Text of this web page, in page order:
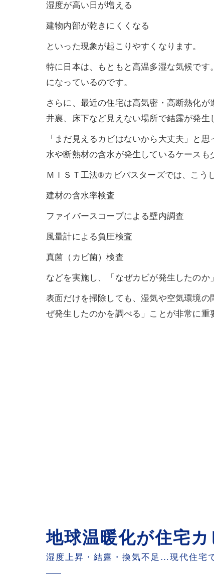
湿度が高い日が増える
建物内部が乾きにくくなる
といった現象が起こりやすくなります。
特に日本は、もともと高温多湿な気候で
になっているのです。
さらに、最近の住宅は高気密・高断熱化
井裏、床下など見えない場所で結露が発生
「まだ見えるカビはないから大丈夫」と
水や断熱材の含水が発生しているケースも
ＭＩＳＴ工法®カビバスターズでは、こう
建材の含水率検査
ファイバースコープによる壁内調査
風量計による負圧検査
真菌（カビ菌）検査
などを実施し、「なぜカビが発生したのか
表面だけを掃除しても、湿気や空気環境
ぜ発生したのかを調べる」ことが非常に重
地球温暖化が住宅
湿度上昇・結露・換気不足…現代住宅